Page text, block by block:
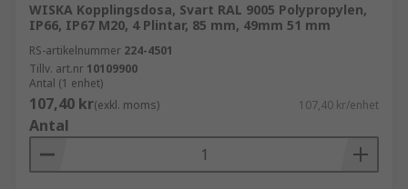
WISKA Kopplingsdosa, Svart RAL 9005 Polypropylen,
IP66, IP67 M20, 4 Plintar, 85 mm, 49mm 51 mm
RS-artikelnummer 224-4501
Tillv. art.nr 10109900
Antal (1 enhet)
107,40 kr(exkl. moms) 107,40 kr/enhet
Antal